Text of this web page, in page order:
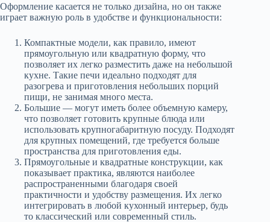
Оформление касается не только дизайна, но он также
играет важную роль в удобстве и функциональности:
Компактные модели, как правило, имеют
прямоугольную или квадратную форму, что
позволяет их легко разместить даже на небольшой
кухне. Такие печи идеально подходят для
разогрева и приготовления небольших порций
пищи, не занимая много места.
Большие — могут иметь более объемную камеру,
что позволяет готовить крупные блюда или
использовать крупногабаритную посуду. Подходят
для крупных помещений, где требуется больше
пространства для приготовления еды.
Прямоугольные и квадратные конструкции, как
показывает практика, являются наиболее
распространенными благодаря своей
практичности и удобству размещения. Их легко
интегрировать в любой кухонный интерьер, будь
то классический или современный стиль.